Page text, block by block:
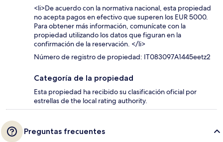
<li>De acuerdo con la normativa nacional, esta propiedad
no acepta pagos en efectivo que superen los EUR 5000.
Para obtener más información, comunícate con la
propiedad utilizando los datos que figuran en la
confirmación de la reservación. </li>
Número de registro de propiedad: IT083097A1445eetz2
Categoría de la propiedad
Esta propiedad ha recibido su clasificación oficial por
estrellas de the local rating authority.
Preguntas frecuentes